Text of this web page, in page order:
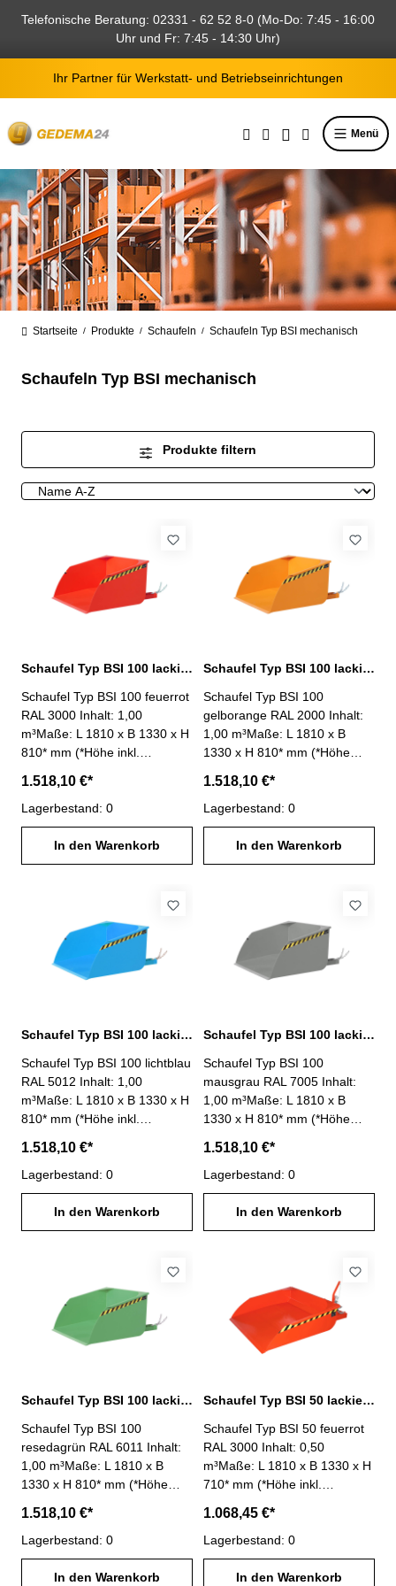
springen
Telefonische Beratung: 02331 - 62 52 8-0 (Mo-Do: 7:45 - 16:00
Uhr und Fr: 7:45 - 14:30 Uhr)
Ihr Partner für Werkstatt- und Betriebseinrichtungen
Menü
Startseite / Produkte / Schaufeln / Schaufeln Typ BSI mechanisch
Schaufeln Typ BSI mechanisch
Produkte filtern
Schaufel Typ BSI 100 lackiert feuerrot RAL 3000
Schaufel Typ BSI 100 feuerrot
RAL 3000 Inhalt: 1,00
m³Maße: L 1810 x B 1330 x H
810* mm (*Höhe inkl.
Innenmaße: L 1245 x B 1250
x H 710 mmTragfähigkeit:
1500 kg - einfache Aufnahme
mit Gabelzinken- Kippen in
jeder Höhe per Seilzug vom
Schürfleiste aus Spezialstahl-
stabiler Grundrahmen-
Sicherung gegen
unbeabsichtigtes Abrutschen-
1.518,10 €*
Lagerbestand: 0
In den Warenkorb
Schaufel Typ BSI 100 lackiert gelborange RAL 2000
Schaufel Typ BSI 100
gelborange RAL 2000 Inhalt:
1,00 m³Maße: L 1810 x B
1330 x H 810* mm (*Höhe
Innenmaße: L 1245 x B 1250
x H 710 mmTragfähigkeit:
1500 kg - einfache Aufnahme
mit Gabelzinken- Kippen in
jeder Höhe per Seilzug vom
Schürfleiste aus Spezialstahl-
stabiler Grundrahmen-
Sicherung gegen
unbeabsichtigtes Abrutschen-
1.518,10 €*
Lagerbestand: 0
In den Warenkorb
Schaufel Typ BSI 100 lackiert lichtblau RAL 5012
Schaufel Typ BSI 100 lichtblau
RAL 5012 Inhalt: 1,00
m³Maße: L 1810 x B 1330 x H
810* mm (*Höhe inkl.
Innenmaße: L 1245 x B 1250
x H 710 mmTragfähigkeit:
1500 kg - einfache Aufnahme
mit Gabelzinken- Kippen in
jeder Höhe per Seilzug vom
Schürfleiste aus Spezialstahl-
stabiler Grundrahmen-
Sicherung gegen
unbeabsichtigtes Abrutschen-
1.518,10 €*
Lagerbestand: 0
In den Warenkorb
Schaufel Typ BSI 100 lackiert mausgrau RAL 7005
Schaufel Typ BSI 100
mausgrau RAL 7005 Inhalt:
1,00 m³Maße: L 1810 x B
1330 x H 810* mm (*Höhe
Innenmaße: L 1245 x B 1250
x H 710 mmTragfähigkeit:
1500 kg - einfache Aufnahme
mit Gabelzinken- Kippen in
jeder Höhe per Seilzug vom
Schürfleiste aus Spezialstahl-
stabiler Grundrahmen-
Sicherung gegen
unbeabsichtigtes Abrutschen-
1.518,10 €*
Lagerbestand: 0
In den Warenkorb
Schaufel Typ BSI 100 lackiert resedagrün RAL 6011
Schaufel Typ BSI 100
resedagrün RAL 6011 Inhalt:
1,00 m³Maße: L 1810 x B
1330 x H 810* mm (*Höhe
Innenmaße: L 1245 x B 1250
x H 710 mmTragfähigkeit:
1500 kg - einfache Aufnahme
mit Gabelzinken- Kippen in
1.518,10 €*
Lagerbestand: 0
In den Warenkorb
Schaufel Typ BSI 50 lackiert feuerrot RAL 3000
Schaufel Typ BSI 50 feuerrot
RAL 3000 Inhalt: 0,50
m³Maße: L 1810 x B 1330 x H
710* mm (*Höhe inkl.
Innenmaße: L 1245 x B 1250
x H 310 mmTragfähigkeit: 750
kg - einfache Aufnahme mit
Gabelzinken- Kippen in jeder
1.068,45 €*
Lagerbestand: 0
In den Warenkorb